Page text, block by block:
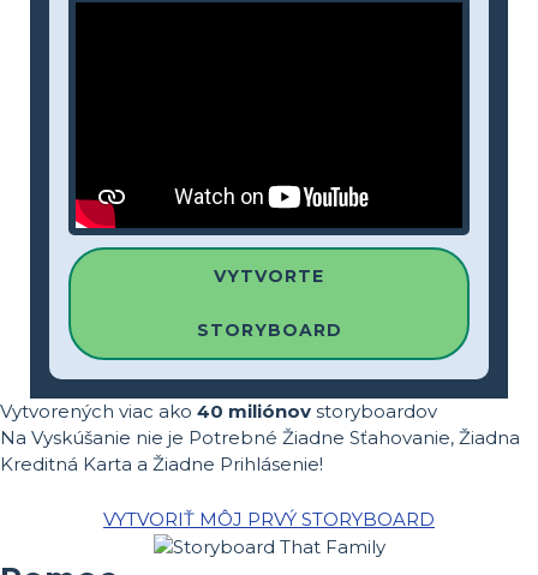
VYTVORTE
STORYBOARD
Vytvorených viac ako 40 miliónov storyboardov
Na Vyskúšanie nie je Potrebné Žiadne Sťahovanie, Žiadna
Kreditná Karta a Žiadne Prihlásenie!
VYTVORIŤ MÔJ PRVÝ STORYBOARD